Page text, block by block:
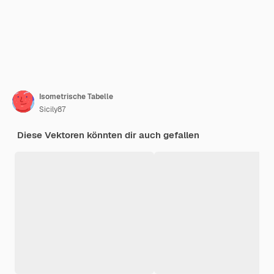
Isometrische Tabelle
Sicily87
Diese Vektoren könnten dir auch gefallen